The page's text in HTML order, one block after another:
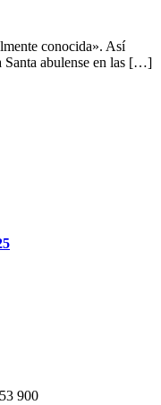
conocida». Así
Santa abulense en las […]
900